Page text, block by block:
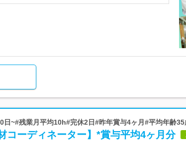
~#残業月平均10h#完休2日#昨年賞与4ヶ月#平均年齢35
コーディネーター】*賞与平均4ヶ月分